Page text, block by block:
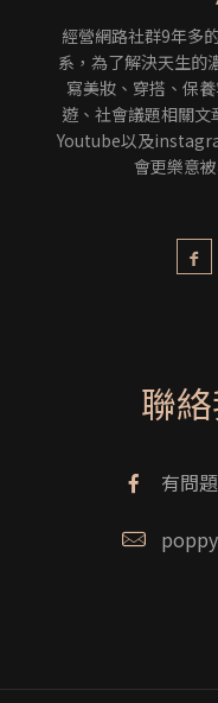
經營網路社群9年多
系，為了解決天生的
寫美妝、穿搭、保
遊、社會議題相關
Youtube以及
會更樂意
聯
有問